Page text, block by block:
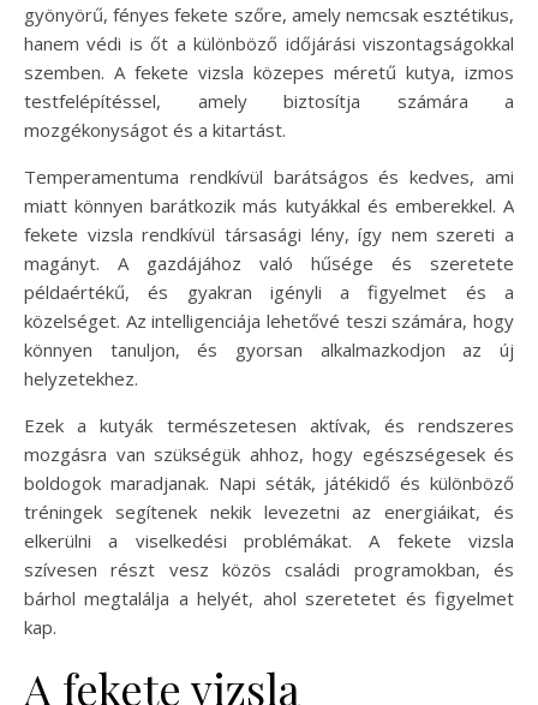
gyönyörű, fényes fekete szőre, amely nemcsak esztétikus,
hanem védi is őt a különböző időjárási viszontagságokkal
szemben. A fekete vizsla közepes méretű kutya, izmos
testfelépítéssel, amely biztosítja számára a
mozgékonyságot és a kitartást.
Temperamentuma rendkívül barátságos és kedves, ami
miatt könnyen barátkozik más kutyákkal és emberekkel. A
fekete vizsla rendkívül társasági lény, így nem szereti a
magányt. A gazdájához való hűsége és szeretete
példaértékű, és gyakran igényli a figyelmet és a
közelséget. Az intelligenciája lehetővé teszi számára, hogy
könnyen tanuljon, és gyorsan alkalmazkodjon az új
helyzetekhez.
Ezek a kutyák természetesen aktívak, és rendszeres
mozgásra van szükségük ahhoz, hogy egészségesek és
boldogok maradjanak. Napi séták, játékidő és különböző
tréningek segítenek nekik levezetni az energiáikat, és
elkerülni a viselkedési problémákat. A fekete vizsla
szívesen részt vesz közös családi programokban, és
bárhol megtalálja a helyét, ahol szeretetet és figyelmet
kap.
A fekete vizsla